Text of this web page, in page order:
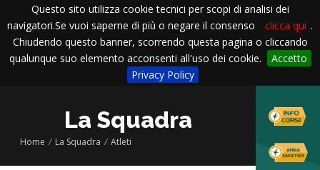
Questo sito utilizza cookie tecnici per scopi di analisi dei
navigatori.Se vuoi saperne di più o negare il consenso
clicca qui .
Chiudendo questo banner, scorrendo questa pagina o cliccando
qualunque suo elemento acconsenti all'uso dei cookie.
Accetto
Privacy Policy
La Squadra
Home / La Squadra / Atleti